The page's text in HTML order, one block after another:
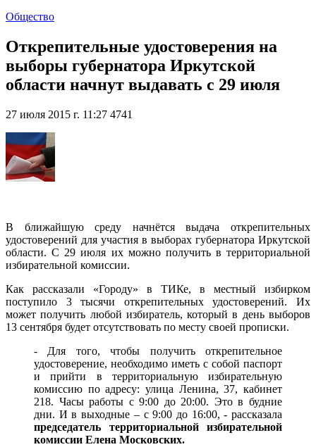
Общество
Открепительные удостоверения на
выборы губернатора Иркутской
области начнут выдавать с 29 июля
27 июля 2015 г. 11:27 4741
В ближайшую среду начнётся выдача открепительных
удостоверений для участия в выборах губернатора Иркутской
области. С 29 июля их можно получить в территориальной
избирательной комиссии.
Как рассказали «Городу» в ТИКе, в местный избирком
поступило 3 тысячи открепительных удостоверений. Их
может получить любой избиратель, который в день выборов
13 сентября будет отсутствовать по месту своей прописки.
- Для того, чтобы получить открепительное
удостоверение, необходимо иметь с собой паспорт
и прийти в территориальную избирательную
комиссию по адресу: улица Ленина, 37, кабинет
218. Часы работы с 9:00 до 20:00. Это в будние
дни. И в выходные – с 9:00 до 16:00, - рассказала
председатель территориальной избирательной
комиссии Елена Московских.